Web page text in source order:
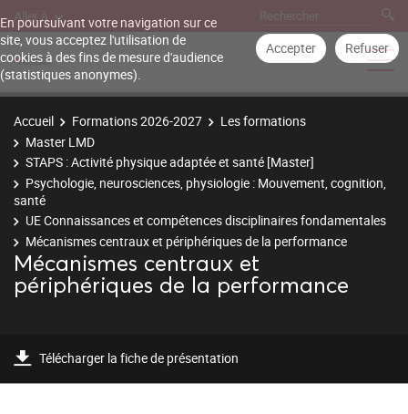
En poursuivant votre navigation sur ce
site, vous acceptez l'utilisation de
cookies à des fins de mesure d'audience
(statistiques anonymes).
Accepter Refuser
Aller à
Accueil Formations 2026-2027
Les formations
Master LMD
STAPS : Activité physique adaptée et santé [Master]
Psychologie, neurosciences, physiologie : Mouvement, cognition,
santé
UE Connaissances et compétences disciplinaires fondamentales
Mécanismes centraux et périphériques de la performance
Mécanismes centraux et
périphériques de la performance
Télécharger la fiche de présentation